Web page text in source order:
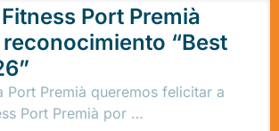
Port Premià
“Best
Port Premià queremos felicitar a
Port Premià por …